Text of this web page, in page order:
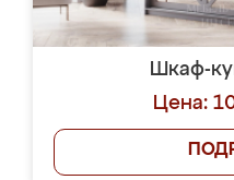
Шкаф-
Цена: